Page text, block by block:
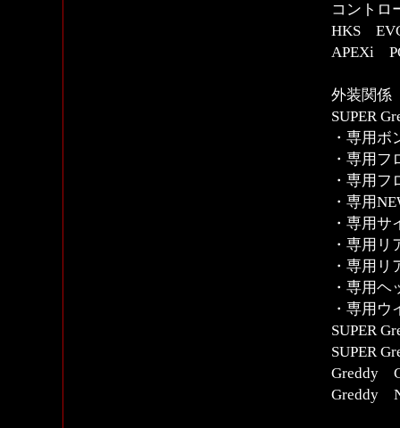
コントロ
HKS
APEXi
外装関係
SUPER
・専用ボ
・専用フ
・専用
・専用
・専用
・専用
・専用
・専用ヘ
・専用ウ
SUPER
SUPER
Greddy
Greddy